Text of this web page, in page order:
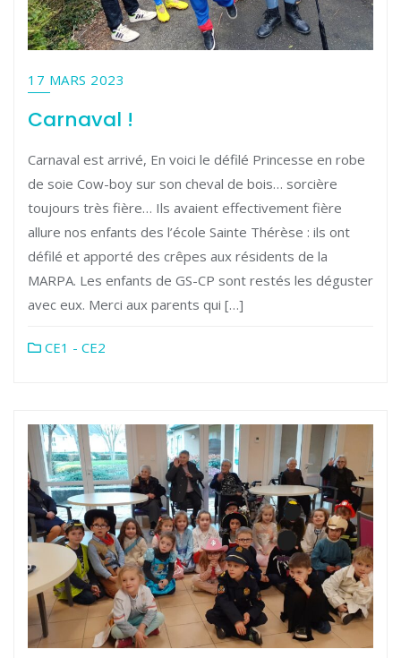
17 MARS 2023
Carnaval !
Carnaval est arrivé, En voici le défilé Princesse en robe
de soie Cow-boy sur son cheval de bois… sorcière
toujours très fière… Ils avaient effectivement fière
allure nos enfants des l’école Sainte Thérèse : ils ont
défilé et apporté des crêpes aux résidents de la
MARPA. Les enfants de GS-CP sont restés les déguster
avec eux. Merci aux parents qui […]
CE1 - CE2